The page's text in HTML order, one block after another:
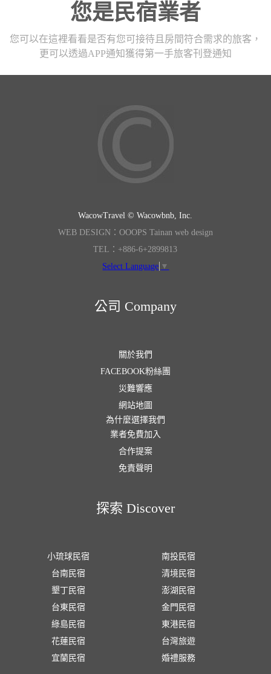
您是民宿業者
您可以在這裡看看是否有您可接待且房間符合需求的旅客，
更可以透過APP通知獲得第一手旅客刊登通知
WacowTravel © Wacowbnb, Inc.
WEB DESIGN：OOOPS Tainan web design
TEL：+886-6+2899813
Select Language ▼
公司 Company
關於我們
FACEBOOK粉絲團
災難響應
網站地圖
為什麼選擇我們
業者免費加入
合作提案
免責聲明
探索 Discover
小琉球民宿
台南民宿
墾丁民宿
台東民宿
綠島民宿
花蓮民宿
宜蘭民宿
南投民宿
清境民宿
澎湖民宿
金門民宿
東港民宿
台灣旅遊
婚禮服務